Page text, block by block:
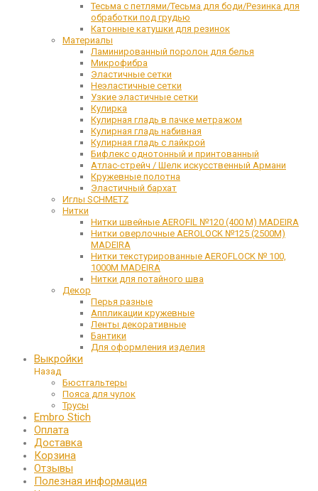
Тесьма с петлями/Тесьма для боди/Резинка для
обработки под грудью
Катонные катушки для резинок
Материалы
Ламинированный поролон для белья
Микрофибра
Эластичные сетки
Неэластичные сетки
Узкие эластичные сетки
Кулирка
Кулирная гладь в пачке метражом
Кулирная гладь набивная
Кулирная гладь с лайкрой
Бифлекс однотонный и принтованный
Атлас-стрейч / Шелк искусственный Армани
Кружевные полотна
Эластичный бархат
Иглы SCHMETZ
Нитки
Нитки швейные AEROFIL №120 (400 М) MADEIRA
Нитки оверлочные AEROLOCK №125 (2500М)
MADEIRA
Нитки текстурированные AEROFLOCK № 100,
1000М MADEIRA
Нитки для потайного шва
Декор
Перья разные
Аппликации кружевные
Ленты декоративные
Бантики
Для оформления изделия
Выкройки
Назад
Бюстгальтеры
Пояса для чулок
Трусы
Embro Stich
Оплата
Доставка
Корзина
Отзывы
Полезная информация